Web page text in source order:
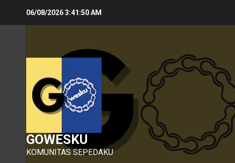
06/08/20263:41:51 AM
GOWESKU
KOMUNITAS SEPEDAKU